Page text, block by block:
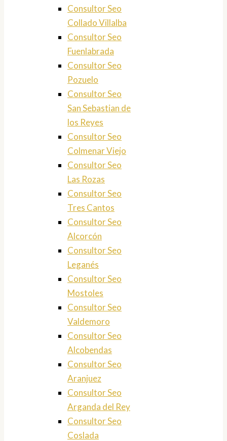
Consultor Seo
Collado Villalba
Consultor Seo
Fuenlabrada
Consultor Seo
Pozuelo
Consultor Seo
San Sebastian de
los Reyes
Consultor Seo
Colmenar Viejo
Consultor Seo
Las Rozas
Consultor Seo
Tres Cantos
Consultor Seo
Alcorcón
Consultor Seo
Leganés
Consultor Seo
Mostoles
Consultor Seo
Valdemoro
Consultor Seo
Alcobendas
Consultor Seo
Aranjuez
Consultor Seo
Arganda del Rey
Consultor Seo
Coslada